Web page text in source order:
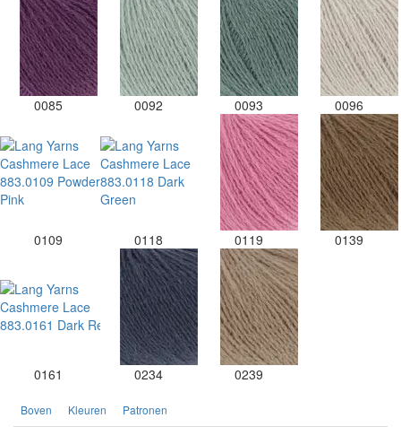
0085 0092 0093 0096
0109 0118 0119 0139
0161 0234 0239
Boven Kleuren Patronen